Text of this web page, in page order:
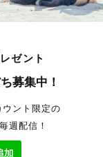
ゼント
募集中！
ント限定の
週配信！